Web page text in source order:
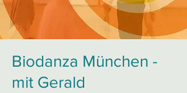
Biodanza München -
mit Gerald